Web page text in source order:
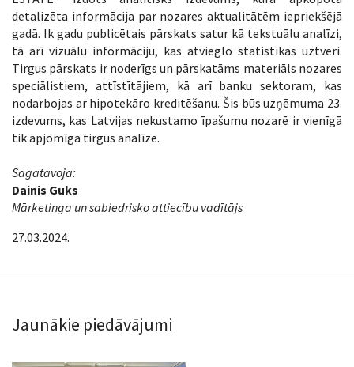
detalizēta informācija par nozares aktualitātēm iepriekšējā
gadā. Ik gadu publicētais pārskats satur kā tekstuālu analīzi,
tā arī vizuālu informāciju, kas atvieglo statistikas uztveri.
Tirgus pārskats ir noderīgs un pārskatāms materiāls nozares
speciālistiem, attīstītājiem, kā arī banku sektoram, kas
nodarbojas ar hipotekāro kreditēšanu. Šis būs uzņēmuma 23.
izdevums, kas Latvijas nekustamo īpašumu nozarē ir vienīgā
tik apjomīga tirgus analīze.
Sagatavoja:
Dainis Guks
Mārketinga un sabiedrisko attiecību vadītājs
27.03.2024.
Jaunākie piedāvājumi